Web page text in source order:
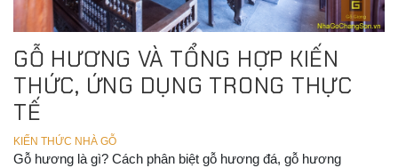
GỖ HƯƠNG VÀ TỔNG HỢP KIẾN
THỨC, ỨNG DỤNG TRONG THỰC
TẾ
KIẾN THỨC NHÀ GỖ
Gỗ hương là gì? Cách phân biệt gỗ hương đá, gỗ hương